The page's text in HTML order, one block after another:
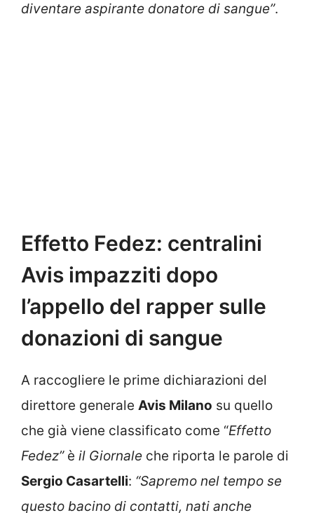
diventare aspirante donatore di sangue”.
Effetto Fedez: centralini
Avis impazziti dopo
l’appello del rapper sulle
donazioni di sangue
A raccogliere le prime dichiarazioni del
direttore generale Avis Milano su quello
che già viene classificato come “Effetto
Fedez”è il Giornale che riporta le parole di
Sergio Casartelli: “Sapremo nel tempo se
questo bacino di contatti, nati anche